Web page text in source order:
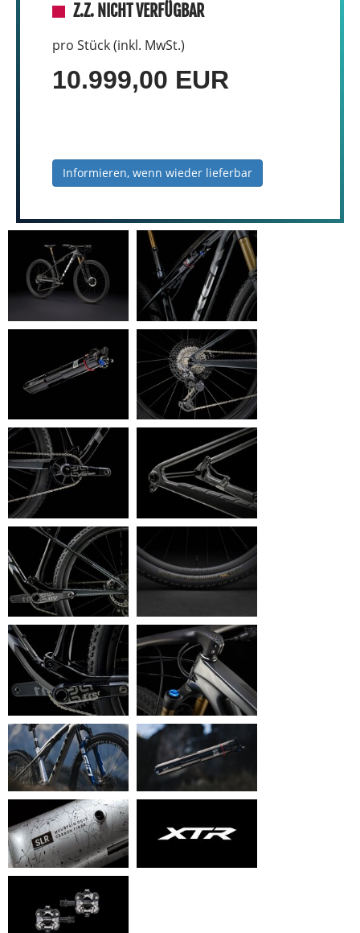
Z.Z. NICHT VERFÜGBAR
pro Stück (inkl. MwSt.)
10.999,00 EUR
Informieren, wenn wieder lieferbar